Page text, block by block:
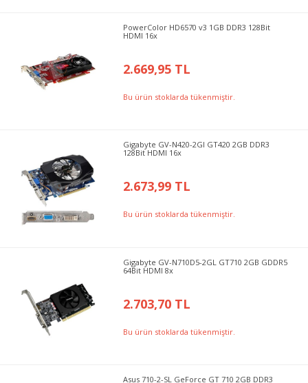
PowerColor HD6570 v3 1GB DDR3 128Bit
HDMI 16x
2.669,95 TL
Bu ürün stoklarda tükenmiştir.
Gigabyte GV-N420-2GI GT420 2GB DDR3
128Bit HDMI 16x
2.673,99 TL
Bu ürün stoklarda tükenmiştir.
Gigabyte GV-N710D5-2GL GT710 2GB GDDR5
64Bit HDMI 8x
2.703,70 TL
Bu ürün stoklarda tükenmiştir.
Asus 710-2-SL GeForce GT 710 2GB DDR3